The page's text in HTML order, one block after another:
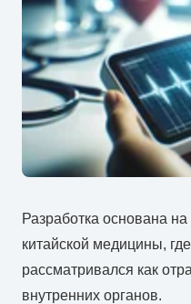
Разработка основана
китайской медицины,
рассматривался как
внутренних органов.